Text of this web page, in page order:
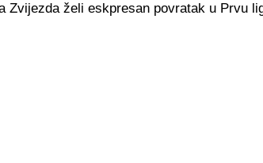
Zvijezda želi eskpresan povratak u Prvu